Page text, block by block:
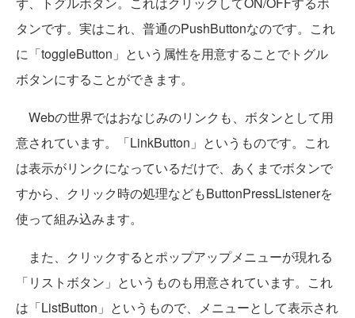
タンです。実はこれ、普通のPushButtonなのです。これ
に「toggleButton」という属性を用意することでトグル
ボタンにすることができます。
Webの世界ではおなじみのリンクも、ボタンとして用
意されています。「LinkButton」というものです。これ
は表示がリンクになっているだけで、あくまでボタンで
すから、クリック時の処理などもButtonPressListenerを
使って組み込みます。
また、クリックするとポップアップメニューが現れる
「リストボタン」というものも用意されています。これ
は「ListButton」というもので、メニューとして表示され